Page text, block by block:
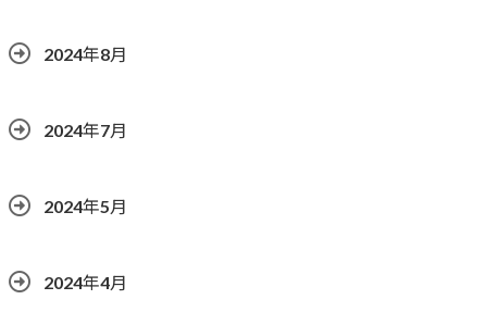
2024年8月
2024年7月
2024年5月
2024年4月